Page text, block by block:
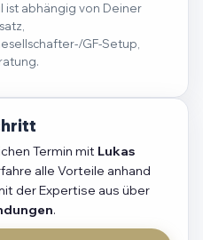
ist abhängig von Deiner
GF-Setup,
Termin mit Lukas
alle Vorteile anhand
der Expertise aus über
.